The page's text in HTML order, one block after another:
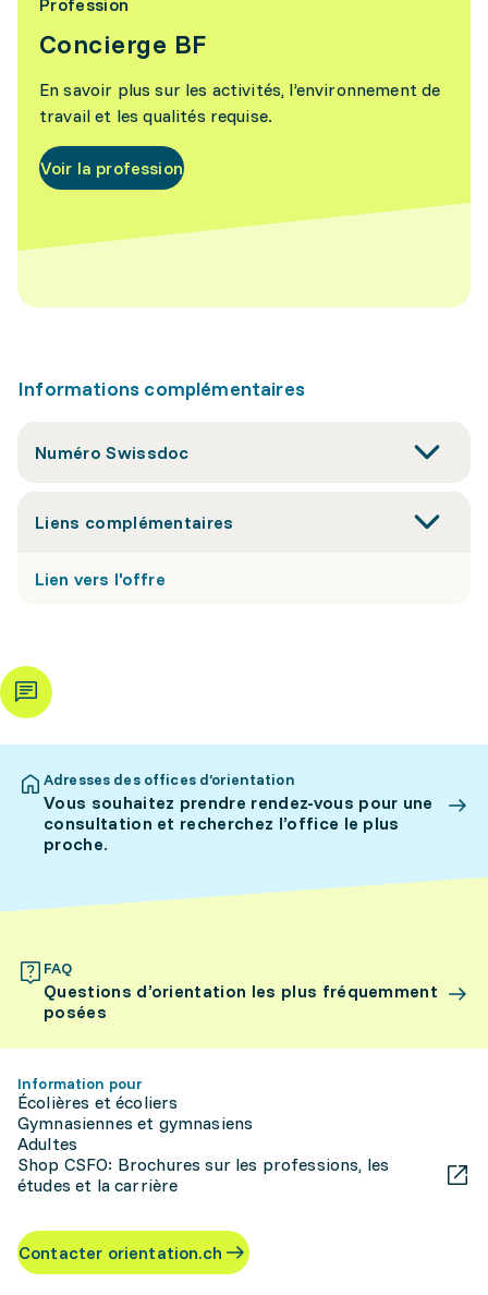
Profession
Concierge BF
En savoir plus sur les activités, l’environnement de
travail et les qualités requise.
Voir la profession
Informations complémentaires
Numéro Swissdoc
Liens complémentaires
Lien vers l'offre
Adresses des offices d’orientation
Vous souhaitez prendre rendez-vous pour une
consultation et recherchez l’office le plus
proche.
FAQ
Questions d’orientation les plus fréquemment
posées
Information pour
Écolières et écoliers
Gymnasiennes et gymnasiens
Adultes
Shop CSFO: Brochures sur les professions, les
études et la carrière
Contacter orientation.ch